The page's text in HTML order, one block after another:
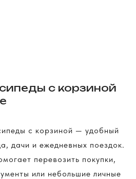
с корзиной
с корзиной — удобный
дачи и ежедневных поездок.
перевозить покупки,
или небольшие личные